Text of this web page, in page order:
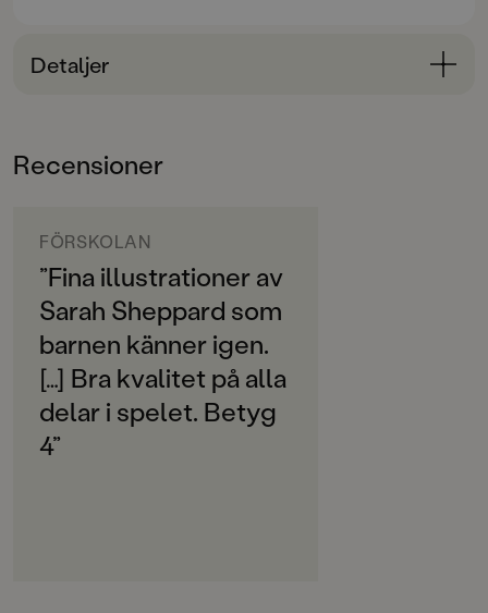
Detaljer
3-6
Svenska
SPRÅK
Svenska
SERIE
Djuren i skogen
PUBLICERINGSDATUM
2019-10-11
Recensioner
FÖRSKOLAN
”Fina illustrationer av
Sarah Sheppard som
barnen känner igen.
[…] Bra kvalitet på alla
delar i spelet. Betyg
4”